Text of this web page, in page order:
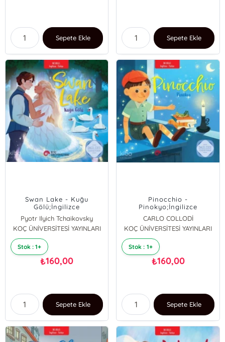
Sepete Ekle Sepete Ekle
Swan Lake - Kuğu
Gölü;İngilizce
Öğreniyorum - İki Dilli
Kitaplar
Pyotr Ilyich Tchaikovsky
KOÇ ÜNİVERSİTESİ YAYINLARI
Stok : 1+
₺160,00
Sepete Ekle
Pinocchio -
Pinokyo;İngilizce
Öğreniyorum - İki Dilli
Kitaplar
CARLO COLLODİ
KOÇ ÜNİVERSİTESİ YAYINLARI
Stok : 1+
₺160,00
Sepete Ekle